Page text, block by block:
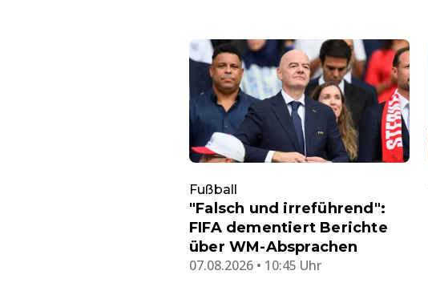
Fußball
"Falsch und irreführend":
FIFA dementiert Berichte
über WM-Absprachen
07.08.2026 • 10:45 Uhr